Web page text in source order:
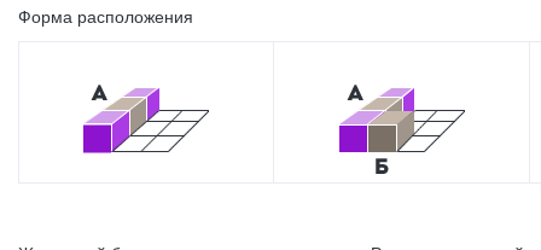
Форма расположения